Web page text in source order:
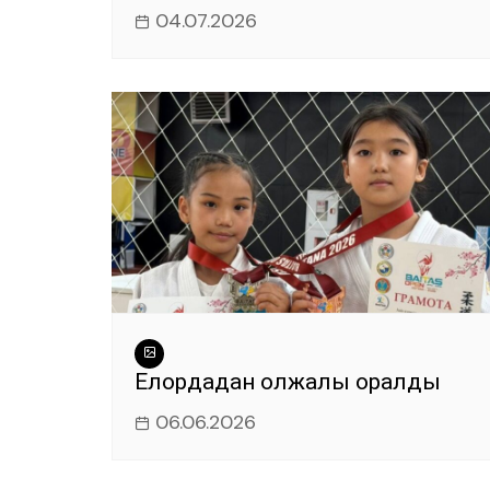
04.07.2026
Елордадан олжалы оралды
06.06.2026